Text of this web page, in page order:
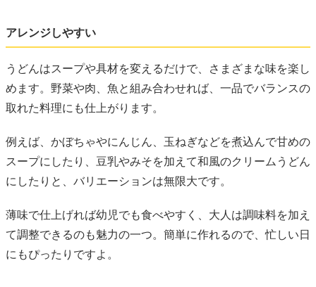
アレンジしやすい
うどんはスープや具材を変えるだけで、さまざまな味を楽し
めます。野菜や肉、魚と組み合わせれば、一品でバランスの
取れた料理にも仕上がります。
例えば、かぼちゃやにんじん、玉ねぎなどを煮込んで甘めの
スープにしたり、豆乳やみそを加えて和風のクリームうどん
にしたりと、バリエーションは無限大です。
薄味で仕上げれば幼児でも食べやすく、大人は調味料を加え
て調整できるのも魅力の一つ。簡単に作れるので、忙しい日
にもぴったりですよ。